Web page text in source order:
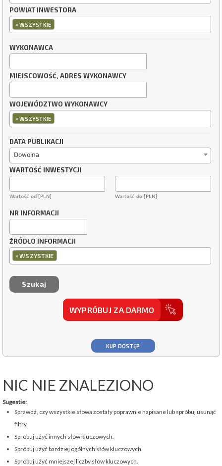
POWIAT INWESTORA
×WSZYSTKIE
WYKONAWCA
MIEJSCOWOŚĆ, ADRES WYKONAWCY
WOJEWÓDZTWO WYKONAWCY
×WSZYSTKIE
DATA PUBLIKACJI
Dowolna
WARTOŚĆ INWESTYCJI
Wartość od [PLN] Wartość do [PLN]
NR INFORMACJI
ŹRÓDŁO INFORMACJI
×WSZYSTKIE
WYPRÓBUJ ZA DARMO
KUP DOSTĘP
NIC NIE ZNALEZIONO
Sugestie:
Sprawdź, czy wszystkie słowa zostały poprawnie napisane lub spróbuj usunąć
filtry.
Spróbuj użyć innych słów kluczowych.
Spróbuj użyć bardziej ogólnych słów kluczowych.
Spróbuj użyć mniejszej liczby słów kluczowych.